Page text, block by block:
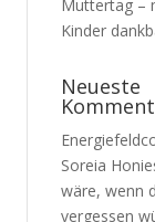
Muttertag –
Kinder
Neueste
Soreia
wäre, wenn
vergessen